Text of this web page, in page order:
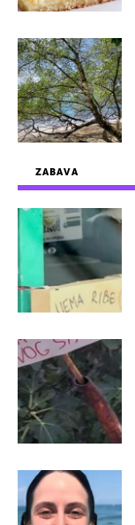
ZABAVA